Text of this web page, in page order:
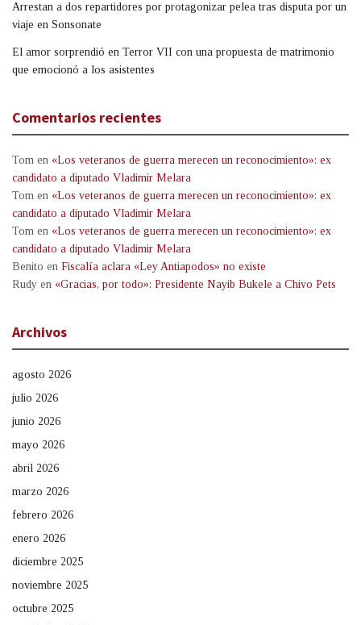
Arrestan a dos repartidores por protagonizar pelea tras disputa por un
viaje en Sonsonate
El amor sorprendió en Terror VII con una propuesta de matrimonio
que emocionó a los asistentes
Comentarios recientes
Tom en «Los veteranos de guerra merecen un reconocimiento»: ex
candidato a diputado Vladimir Melara
Tom en «Los veteranos de guerra merecen un reconocimiento»: ex
candidato a diputado Vladimir Melara
Tom en «Los veteranos de guerra merecen un reconocimiento»: ex
candidato a diputado Vladimir Melara
Benito en Fiscalía aclara «Ley Antiapodos» no existe
Rudy en «Gracias, por todo»: Presidente Nayib Bukele a Chivo Pets
Archivos
agosto 2026
julio 2026
junio 2026
mayo 2026
abril 2026
marzo 2026
febrero 2026
enero 2026
diciembre 2025
noviembre 2025
octubre 2025